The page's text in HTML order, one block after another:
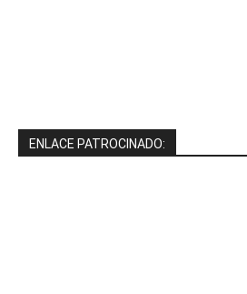
ENLACE PATROCINADO: